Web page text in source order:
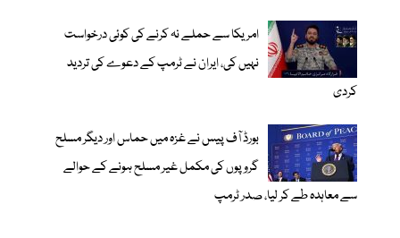
امریکا سے حملے نہ کرنے کی کوئی درخواست
نہیں کی، ایران نے ٹرمپ کے دعوے کی تردید
کردی
بورڈ آف پیس نے غزہ میں حماس اور دیگر مسلح
گروپوں کی مکمل غیر مسلح ہونے کے حوالے
سے معاہدہ طے کر لیا، صدر ٹرمپ